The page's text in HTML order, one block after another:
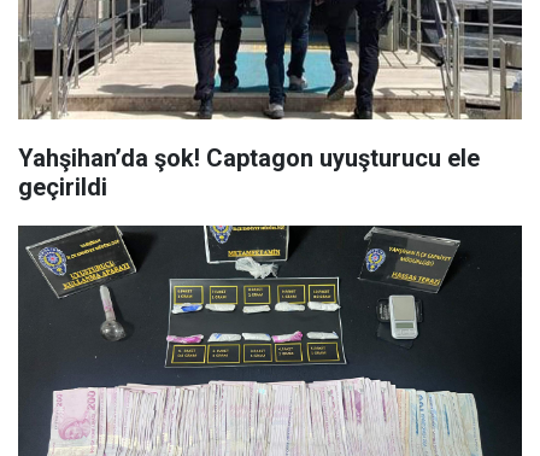
Yahşihan’da şok! Captagon uyuşturucu ele
geçirildi